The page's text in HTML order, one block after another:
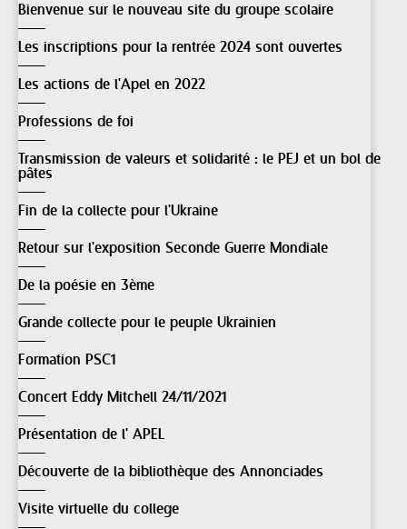
Bienvenue sur le nouveau site du groupe scolaire
Les inscriptions pour la rentrée 2024 sont ouvertes
Les actions de l'Apel en 2022
Professions de foi
Transmission de valeurs et solidarité : le PEJ et un bol de
pâtes
Fin de la collecte pour l'Ukraine
Retour sur l'exposition Seconde Guerre Mondiale
De la poésie en 3ème
Grande collecte pour le peuple Ukrainien
Formation PSC1
Concert Eddy Mitchell 24/11/2021
Présentation de l' APEL
Découverte de la bibliothèque des Annonciades
Visite virtuelle du college